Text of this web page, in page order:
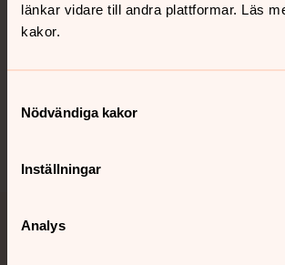
länkar vidare till andra plattformar. Läs
kakor.
Nödvändiga kakor
Inställningar
Analys
Hitta snabbt
Jourhavande präst